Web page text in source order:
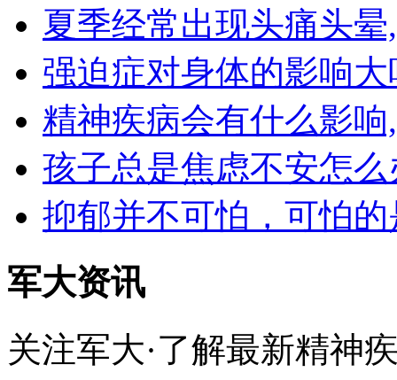
夏季经常出现头痛头
强迫症对身体的影响
精神疾病会有什么影
孩子总是焦虑不安怎
抑郁并不可怕，可怕
军大资讯
关注军大·了解最新精神